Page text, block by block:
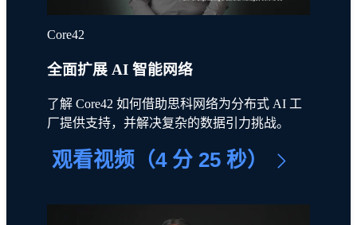
Core42
全面扩展 AI 智能网络
了解 Core42 如何借助思科网络为分布式 AI 工
厂提供支持，并解决复杂的数据引力挑战。
观看视频（4 分 25 秒）